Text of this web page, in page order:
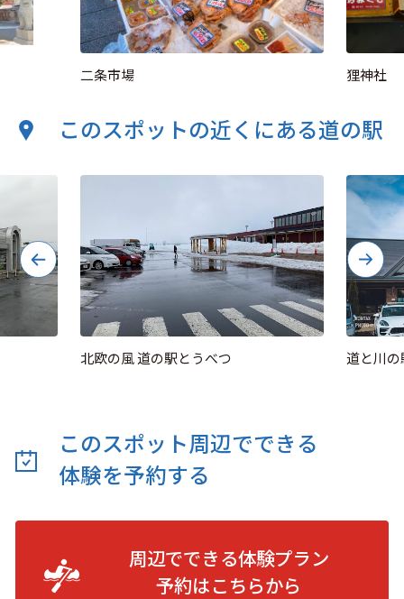
二条市場 狸神社
このスポットの近くにある道の駅
北欧の風 道の駅とうべつ 道と川
このスポット周辺でできる
体験を予約する
周辺でできる体験プラン
予約はこちらから